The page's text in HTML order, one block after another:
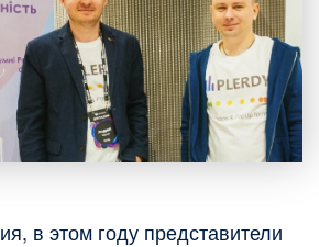
в этом году представители